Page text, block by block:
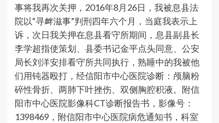
事将我再次关押，2016年8月26日，我被息县法
院以“寻衅滋事”判刑四年六个月，当庭我表示上
诉，次日我关押在息县看守所期间，息县副县长
李学超指使策划、县委书记金平点头同意、公安
局长刘洋安排看守所共同执行，熟睡中的我被他
们用钝器殴打，经信阳市中心医院诊断：颅脑粉
碎性骨折、两肺下叶挫伤、双侧胸腔积液。附信
阳市中心医院影像科CT诊断报告书，影像号：
1398469，附信阳市中心医院病危通知书，科室